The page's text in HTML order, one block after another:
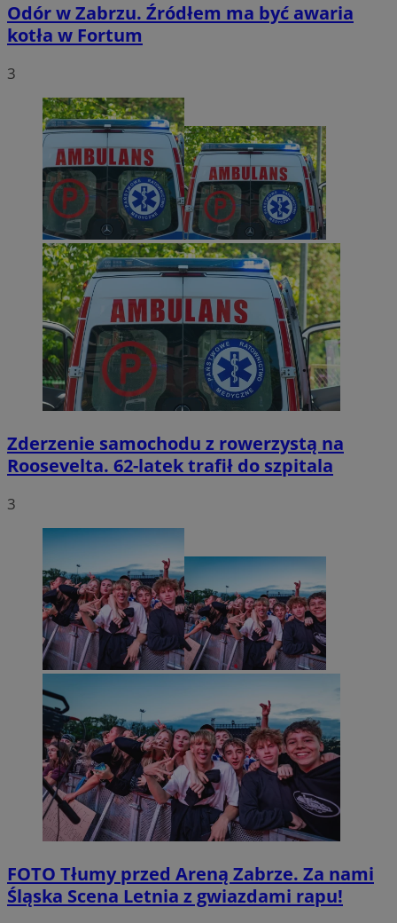
Odór w Zabrzu. Źródłem ma być awaria
kotła w Fortum
3
Zderzenie samochodu z rowerzystą na
Roosevelta. 62-latek trafił do szpitala
3
FOTO Tłumy przed Areną Zabrze. Za nami
Śląska Scena Letnia z gwiazdami rapu!